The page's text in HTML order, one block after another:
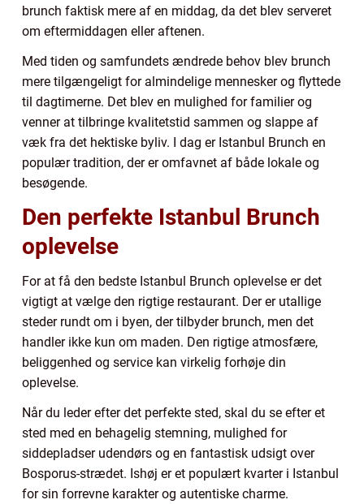
brunch faktisk mere af en middag, da det blev serveret
om eftermiddagen eller aftenen.
Med tiden og samfundets ændrede behov blev brunch
mere tilgængeligt for almindelige mennesker og flyttede
til dagtimerne. Det blev en mulighed for familier og
venner at tilbringe kvalitetstid sammen og slappe af
væk fra det hektiske byliv. I dag er Istanbul Brunch en
populær tradition, der er omfavnet af både lokale og
besøgende.
Den perfekte Istanbul Brunch
oplevelse
For at få den bedste Istanbul Brunch oplevelse er det
vigtigt at vælge den rigtige restaurant. Der er utallige
steder rundt om i byen, der tilbyder brunch, men det
handler ikke kun om maden. Den rigtige atmosfære,
beliggenhed og service kan virkelig forhøje din
oplevelse.
Når du leder efter det perfekte sted, skal du se efter et
sted med en behagelig stemning, mulighed for
siddepladser udendørs og en fantastisk udsigt over
Bosporus-strædet. Ishøj er et populært kvarter i Istanbul
for sin forrevne karakter og autentiske charme.